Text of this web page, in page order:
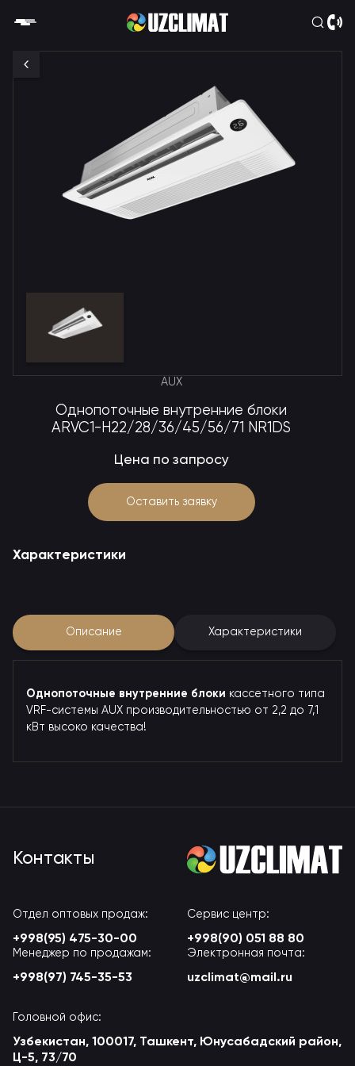
AUX
Однопоточные внутренние блоки
ARVC1-H22/28/36/45/56/71 NR1DS
Цена по запросу
Оставить заявку
Характеристики
Описание Характеристики
Однопоточные внутренние блоки кассетного типа
VRF-системы AUX производительностью от 2,2 до 7,1
кВт высоко качества!
Контакты
Отдел оптовых продаж:
+998(95) 475-30-00
Сервис центр:
+998(90) 051 88 80
Менеджер по продажам:
+998(97) 745-35-53
Электронная почта:
uzclimat@mail.ru
Головной офис:
Узбекистан, 100017, Ташкент, Юнусабадский район,
Ц-5, 73/70